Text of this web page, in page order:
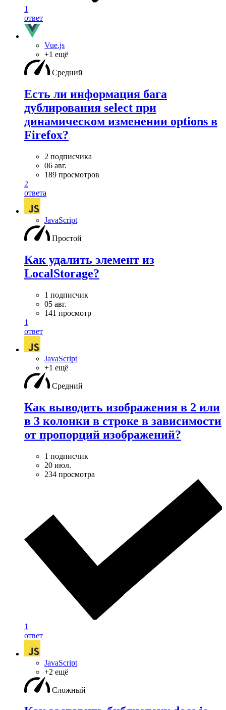
1
ответ
Vue.js
+1 ещё
Средний
Есть ли информация бага
дублирования select при
динамическом изменении options в
Firefox?
2 подписчика
06 авг.
189 просмотров
2
ответа
JavaScript
Простой
Как удалить элемент из
LocalStorage?
1 подписчик
05 авг.
141 просмотр
1
ответ
JavaScript
+1 ещё
Средний
Как выводить изображения в 2 или
в 3 колонки в строке в зависимости
от пропорций изображений?
1 подписчик
20 июл.
234 просмотра
1
ответ
JavaScript
+2 ещё
Сложный